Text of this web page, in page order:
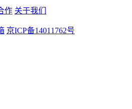
作 关于我们
京ICP备14011762号